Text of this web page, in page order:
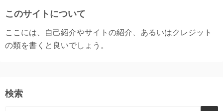
このサイトについて
ここには、自己紹介やサイトの紹介、あるいはクレジット
の類を書くと良いでしょう。
検索